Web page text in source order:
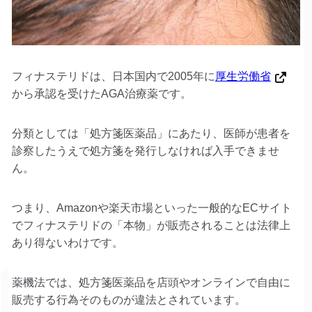
フィナステリドは、日本国内で2005年に 厚生労働省
から承認を受けたAGA治療薬です。
分類としては「処方箋医薬品」にあたり、医師が患者を
診察したうえで処方箋を発行しなければ入手できませ
ん。
つまり、Amazonや楽天市場といった一般的なECサイト
でフィナステリドの「本物」が販売されることは法律上
あり得ないわけです。
薬機法では、処方箋医薬品を店頭やオンラインで自由に
販売する行為そのものが違法とされています。